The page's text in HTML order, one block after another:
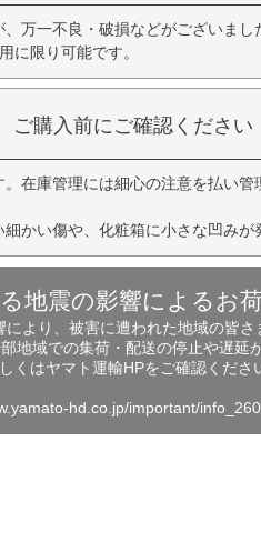
万一不良・破損などがございま
に限り可能です。
ご購入前にご確認ください
在庫管理には細心の注意を払い
かい傷や、化粧箱に小さな凹みが
地震の影響によるお
より、被害に遭われた地域の皆さ
地域での集荷・配送の停止や遅延
くはヤマト運輸HPをご確認くださ
hd.co.jp/important/